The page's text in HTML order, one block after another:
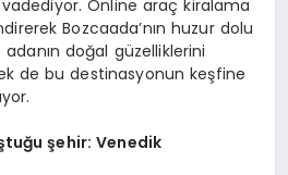
Online araç kiralama
Bozcaada’nın huzur dolu
adanın doğal güzelliklerini
de bu destinasyonun keşfine
şehir: Venedik